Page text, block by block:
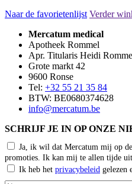
Naar de favorietenlijst Verder
Mercatum medical
Apotheek Rommel
Apr. Titularis Heidi
Grote markt 42
9600 Ronse
Tel: +32 55 21 35 84
BTW: BE0680374628
info@mercatum.be
SCHRIJF JE IN OP ONZE
Ja, ik wil dat Mercatum mij op
promoties. Ik kan mij te allen tijde
Ik heb het privacybeleid gelezen